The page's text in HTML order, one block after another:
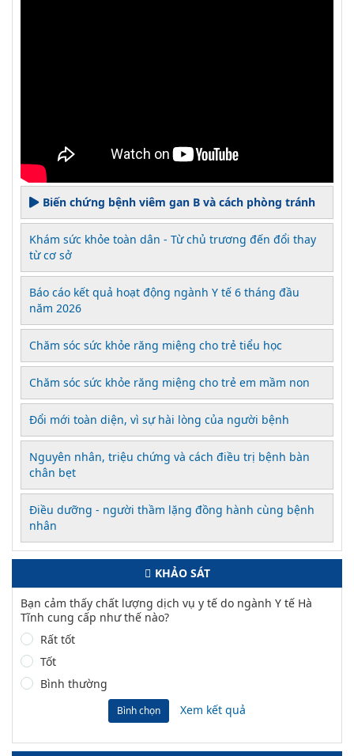
Biến chứng bệnh viêm gan B và cách phòng tránh
Khám sức khỏe toàn dân - Từ chủ trương đến đổi thay
từ cơ sở
Báo cáo kết quả hoạt động ngành Y tế 6 tháng đầu
năm 2026
Chăm sóc sức khỏe răng miệng cho trẻ tiểu học
Chăm sóc sức khỏe răng miệng cho trẻ em mầm non
Đổi mới toàn diện, vì sự hài lòng của người bệnh
Nguyên nhân, triệu chứng và cách điều trị bệnh bàn
chân bẹt
Điều dưỡng - người thầm lặng đồng hành cùng bệnh
nhân
KHẢO SÁT
Bạn cảm thấy chất lượng dịch vụ y tế do ngành Y tế Hà
Tĩnh cung cấp như thế nào?
Rất tốt
Tốt
Bình thường
Bình chọn Xem kết quả